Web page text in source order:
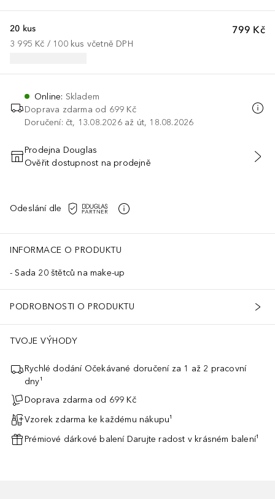
799 Kč
20 kus
3 995 Kč / 100 kus včetně DPH
Online: Skladem
Doprava zdarma od 699 Kč
Doručení: čt, 13.08.2026 až út, 18.08.2026
PŘIDAT DO KOŠÍKU
Prodejna Douglas
Ověřit dostupnost na prodejně
Odeslání dle
INFORMACE O PRODUKTU
Sada 20 štětců na make-up
PODROBNOSTI O PRODUKTU
TVOJE VÝHODY
Rychlé dodání Očekávané doručení za 1 až 2 pracovní
dny¹
Doprava zdarma od 699 Kč
Vzorek zdarma ke každému nákupu¹
Prémiové dárkové balení Darujte radost v krásném balení¹